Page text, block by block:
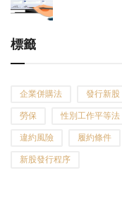
標籤
企業併購法 發行新股
勞保 性別工作平等法
違約風險 履約條件
新股發行程序